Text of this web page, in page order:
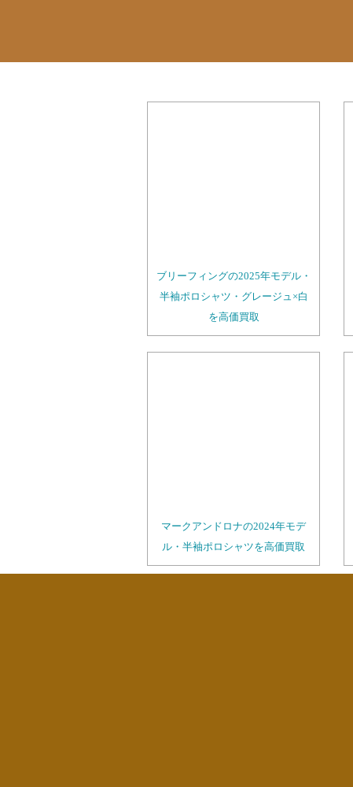
ブリーフィングの2025年モデル・
半袖ポロシャツ・グレージュ×白
を高価買取
マークアンドロナの2024年モデ
ル・半袖ポロシャツを高価買取